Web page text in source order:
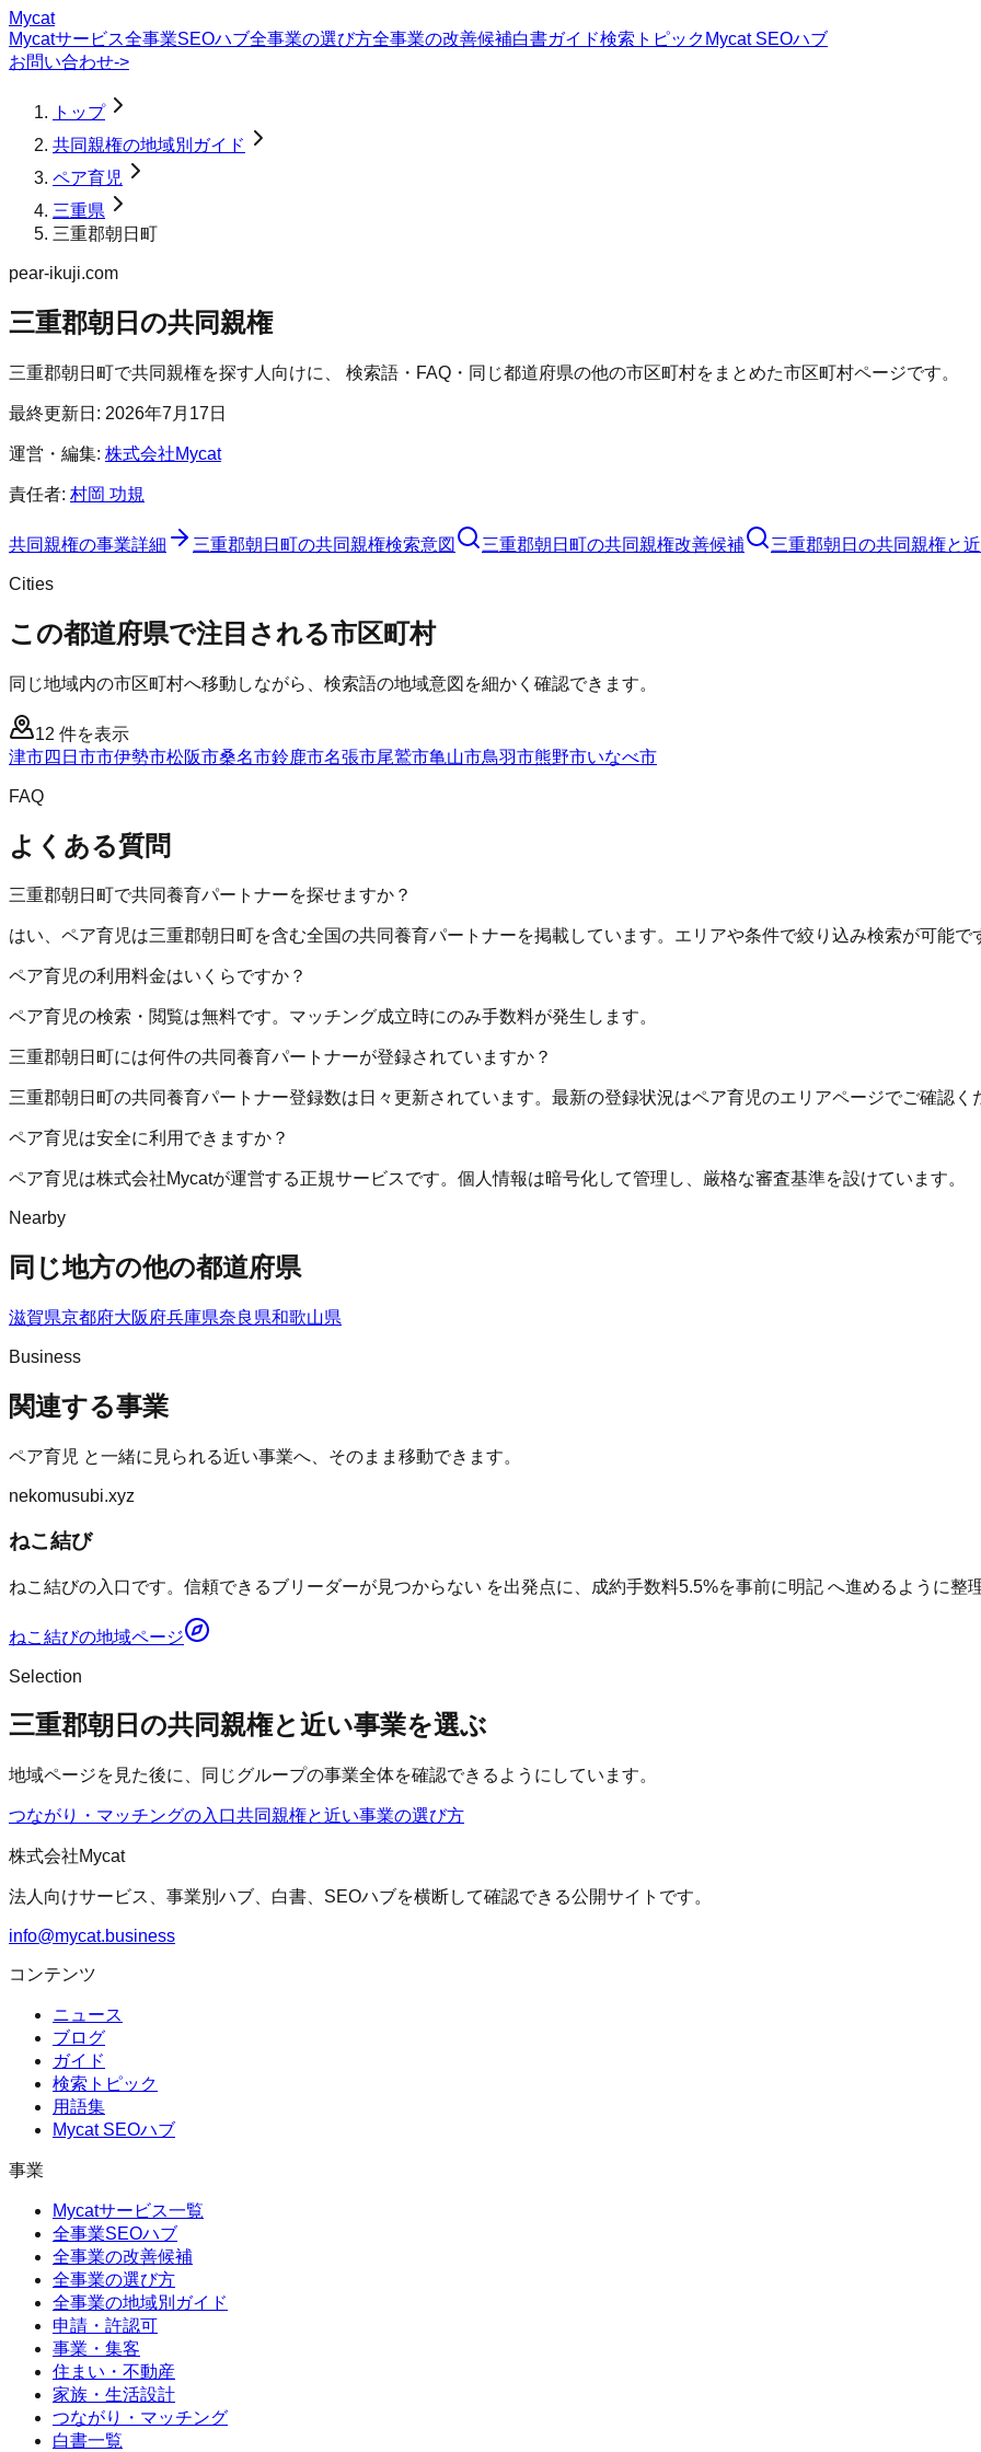
Mycat
Mycatサービス全事業SEOハブ全事業の選び方全事業の改善候補白書ガイド検索トピック Mycat SEOハブ
お問い合わせ->
トップ
共同親権の地域別ガイド
ペア育児
三重県
三重郡朝日町
pear-ikuji.com
三重郡朝日の共同親権
三重郡朝日町で共同親権を探す人向けに、 検索語・FAQ・同じ都道府県の他の市区町村をまとめた市区町村ページです。
最終更新日: 2026年7月17日
運営・編集: 株式会社Mycat
責任者: 村岡 功規
共同親権の事業詳細 三重郡朝日町の共同親権検索意図 三重郡朝日町の共同親権改善候補 三重郡朝日の共同親権と
Cities
この都道府県で注目される市区町村
同じ地域内の市区町村へ移動しながら、検索語の地域意図を細かく確認できます。
12 件を表示
津市四日市市伊勢市松阪市桑名市鈴鹿市名張市尾鷲市亀山市鳥羽市熊野市いなべ市
FAQ
よくある質問
三重郡朝日町で共同養育パートナーを探せますか？
はい、ペア育児は三重郡朝日町を含む全国の共同養育パートナーを掲載しています。エリアや条件で絞り込み検索が可能で
ペア育児の利用料金はいくらですか？
ペア育児の検索・閲覧は無料です。マッチング成立時にのみ手数料が発生します。
三重郡朝日町には何件の共同養育パートナーが登録されていますか？
三重郡朝日町の共同養育パートナー登録数は日々更新されています。最新の登録状況はペア育児のエリアページでご確認く
ペア育児は安全に利用できますか？
ペア育児は株式会社Mycatが運営する正規サービスです。個人情報は暗号化して管理し、厳格な審査基準を設けています。
Nearby
同じ地方の他の都道府県
滋賀県京都府大阪府兵庫県奈良県和歌山県
Business
関連する事業
ペア育児 と一緒に見られる近い事業へ、そのまま移動できます。
nekomusubi.xyz
ねこ結び
ねこ結びの入口です。信頼できるブリーダーが見つからない を出発点に、成約手数料5.5%を事前に明記 へ進めるように整
ねこ結びの地域ページ
Selection
三重郡朝日の共同親権と近い事業を選ぶ
地域ページを見た後に、同じグループの事業全体を確認できるようにしています。
つながり・マッチングの入口共同親権と近い事業の選び方
株式会社Mycat
法人向けサービス、事業別ハブ、白書、SEOハブを横断して確認できる公開サイトです。
info@mycat.business
コンテンツ
ニュース
ブログ
ガイド
検索トピック
用語集
Mycat SEOハブ
事業
Mycatサービス一覧
全事業SEOハブ
全事業の改善候補
全事業の選び方
全事業の地域別ガイド
申請・許認可
事業・集客
住まい・不動産
家族・生活設計
つながり・マッチング
白書一覧